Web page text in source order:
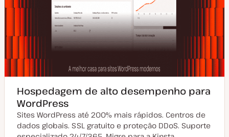
Hospedagem de alto desempenho para
WordPress
Sites WordPress até 200% mais rápidos. Centros de
dados globais. SSL gratuito e proteção DDoS. Suporte